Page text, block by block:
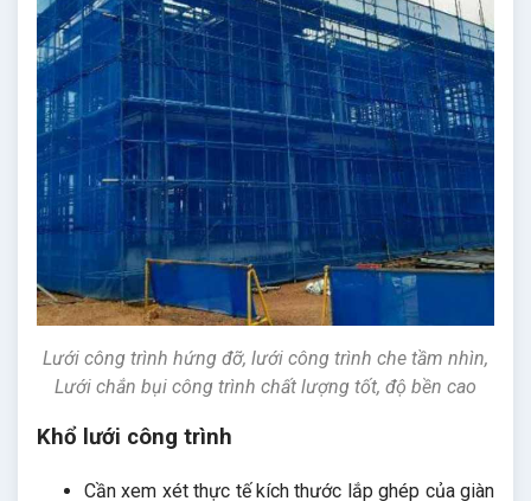
Lưới công trình hứng đỡ, lưới công trình che tầm nhìn,
Lưới chắn bụi công trình chất lượng tốt, độ bền cao
Khổ lưới công trình
Cần xem xét thực tế kích thước lắp ghép của giàn